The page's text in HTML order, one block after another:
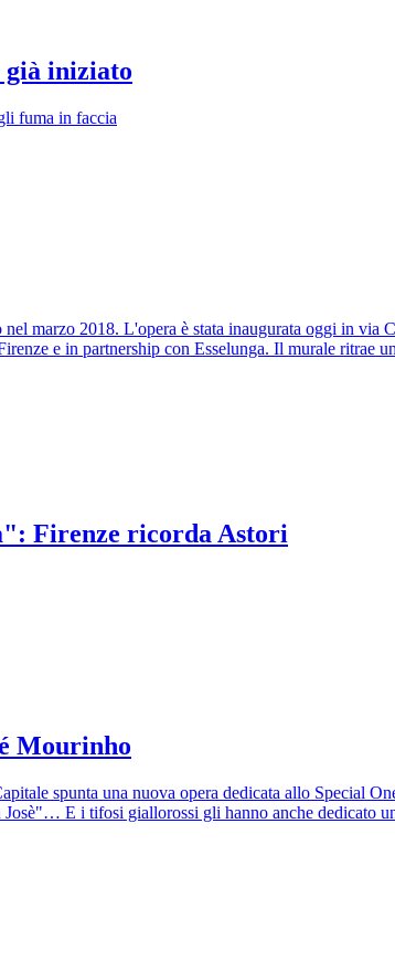
iniziato
fuma in faccia
marzo 2018. L'opera è stata inaugurata oggi in via
e in partnership con Esselunga. Il murale ritrae
Firenze ricorda Astori
Mourinho
spunta una nuova opera dedicata allo Special
E i tifosi giallorossi gli hanno anche dedicato